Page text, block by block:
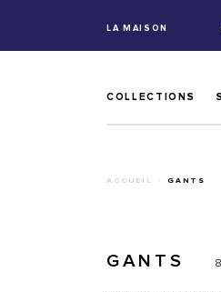
LA MAISON
COLLECTIONS
ACCUEIL GANTS
GANTS